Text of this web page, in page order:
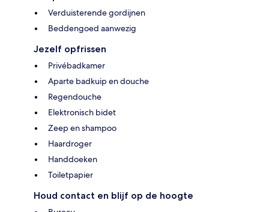
Verduisterende gordijnen
Beddengoed aanwezig
Jezelf opfrissen
Privébadkamer
Aparte badkuip en douche
Regendouche
Elektronisch bidet
Zeep en shampoo
Haardroger
Handdoeken
Toiletpapier
Houd contact en blijf op de hoogte